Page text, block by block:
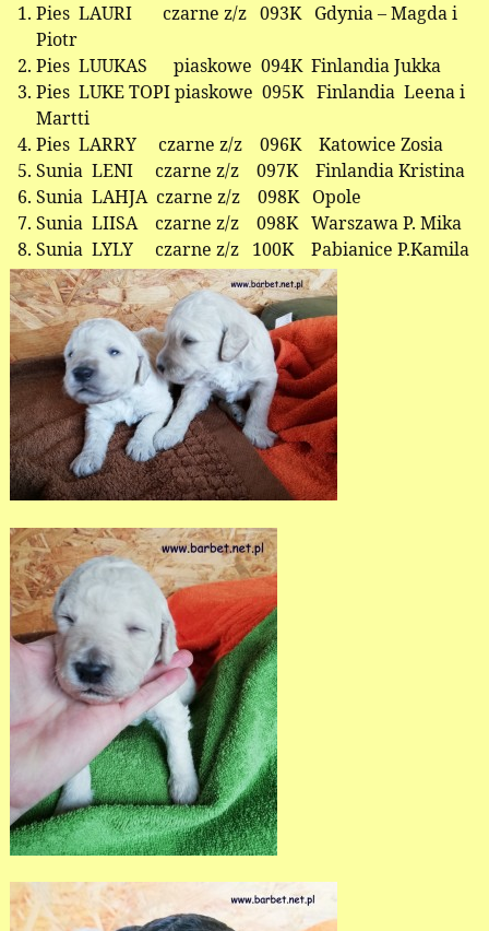
Pies LAURI czarne z/z 093K Gdynia – Magda i
Piotr
Pies LUUKAS piaskowe 094K Finlandia Jukka
Pies LUKE TOPI piaskowe 095K Finlandia Leena i
Martti
Pies LARRY czarne z/z 096K Katowice Zosia
Sunia LENI czarne z/z 097K Finlandia Kristina
Sunia LAHJA czarne z/z 098K Opole
Sunia LIISA czarne z/z 098K Warszawa P. Mika
Sunia LYLY czarne z/z 100K Pabianice P.Kamila